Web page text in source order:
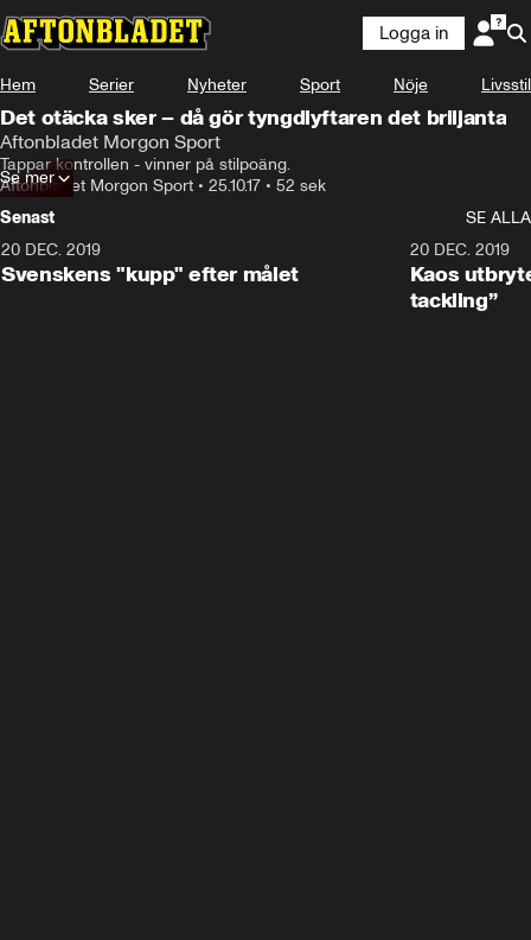
Logga in
Hem Serier Nyheter Sport Nöje Livsstil
Det otäcka sker – då gör tyngdlyftaren det briljanta
Aftonbladet Morgon Sport
Tappar kontrollen - vinner på stilpoäng.
Aftonbladet Morgon Sport • 25.10.17 • 52 sek
Se mer
Senast
SE ALLA
20 DEC. 2019
Svenskens "kupp" efter målet
20 DEC. 2019
Kaos
tackling”